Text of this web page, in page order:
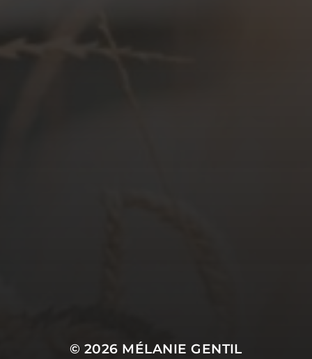
© 2026 MÉLANIE GENTIL